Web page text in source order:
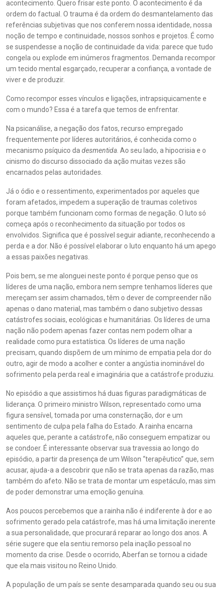
acontecimento. Quero frisar este ponto. O acontecimento é da
ordem do factual. O trauma é da ordem do desmantelamento das
referências subjetivas que nos conferem nossa identidade, nossa
noção de tempo e continuidade, nossos sonhos e projetos. É como
se suspendesse a noção de continuidade da vida: parece que tudo
congela ou explode em inúmeros fragmentos. Demanda recompor
um tecido mental esgarçado, recuperar a confiança, a vontade de
viver e de produzir.
Como recompor esses vínculos e ligações, intrapsiquicamente e
com o mundo? Essa é a tarefa que temos de enfrentar.
Na psicanálise, a negação dos fatos, recurso empregado
frequentemente por líderes autoritários, é conhecida como o
mecanismo psíquico da desmentida . Ao seu lado, a hipocrisia e o
cinismo do discurso dissociado da ação muitas vezes são
encarnados pelas autoridades.
Já o ódio e o ressentimento, experimentados por aqueles que
foram afetados, impedem a superação de traumas coletivos
porque também funcionam como formas de negação. O luto só
começa após o reconhecimento da situação por todos os
envolvidos. Significa que é possível seguir adiante, reconhecendo a
perda e a dor. Não é possível elaborar o luto enquanto há um apego
a essas paixões negativas.
Pois bem, se me alonguei neste ponto é porque penso que os
líderes de uma nação, embora nem sempre tenhamos líderes que
mereçam ser assim chamados, têm o dever de compreender não
apenas o dano material, mas também o dano subjetivo dessas
catástrofes sociais, ecológicas e humanitárias. Os líderes de uma
nação não podem apenas fazer contas nem podem olhar a
realidade como pura estatística. Os líderes de uma nação
precisam, quando dispõem de um mínimo de empatia pela dor do
outro, agir de modo a acolher e conter a angústia inominável do
sofrimento pela perda real e imaginária que a catástrofe produziu.
No episódio a que assistimos há duas figuras paradigmáticas de
liderança. O primeiro ministro Wilson, representado como uma
figura sensível, tomada por uma consternação, dor e um
sentimento de culpa pela falha do Estado. A rainha encarna
aqueles que, perante a catástrofe, não conseguem empatizar ou
se condoer. É interessante observar sua travessia ao longo do
episódio, a partir da presença de um Wilson “terapêutico” que, sem
acusar, ajuda-a a descobrir que não se trata apenas da razão, mas
também do afeto. Não se trata de montar um espetáculo, mas sim
de poder demonstrar uma emoção genuína.
Aos poucos percebemos que a rainha não é indiferente à dor e ao
sofrimento gerado pela catástrofe, mas há uma limitação inerente
a sua personalidade, que procurará reparar ao longo dos anos. A
série sugere que ela sentiu remorso pela inação pessoal no
momento da crise. Desde o ocorrido, Aberfan se tornou a cidade
que ela mais visitou no Reino Unido.
A população de um país se sente desamparada quando seu ou sua